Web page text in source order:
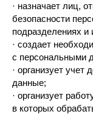
· назначает лиц,
безопасности
подразделениях
· создает
с персональными
· организует
данные;
· организует
в которых